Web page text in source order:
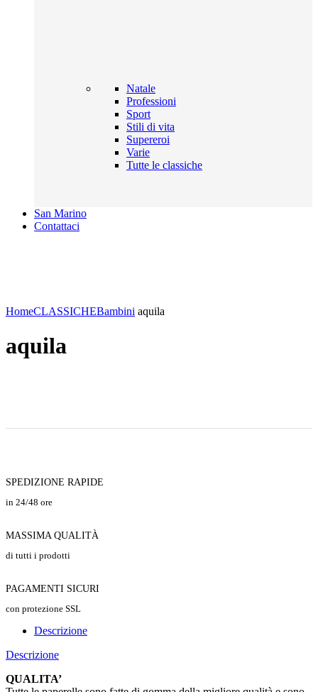
Natale
Professioni
Sport
Stili di vita
Supereroi
Varie
Tutte le classiche
San Marino
Contattaci
HomeCLASSICHEBambini aquila
aquila
SPEDIZIONE RAPIDE
in 24/48 ore
MASSIMA QUALITÀ
di tutti i prodotti
PAGAMENTI SICURI
con protezione SSL
Descrizione
Descrizione
QUALITA’